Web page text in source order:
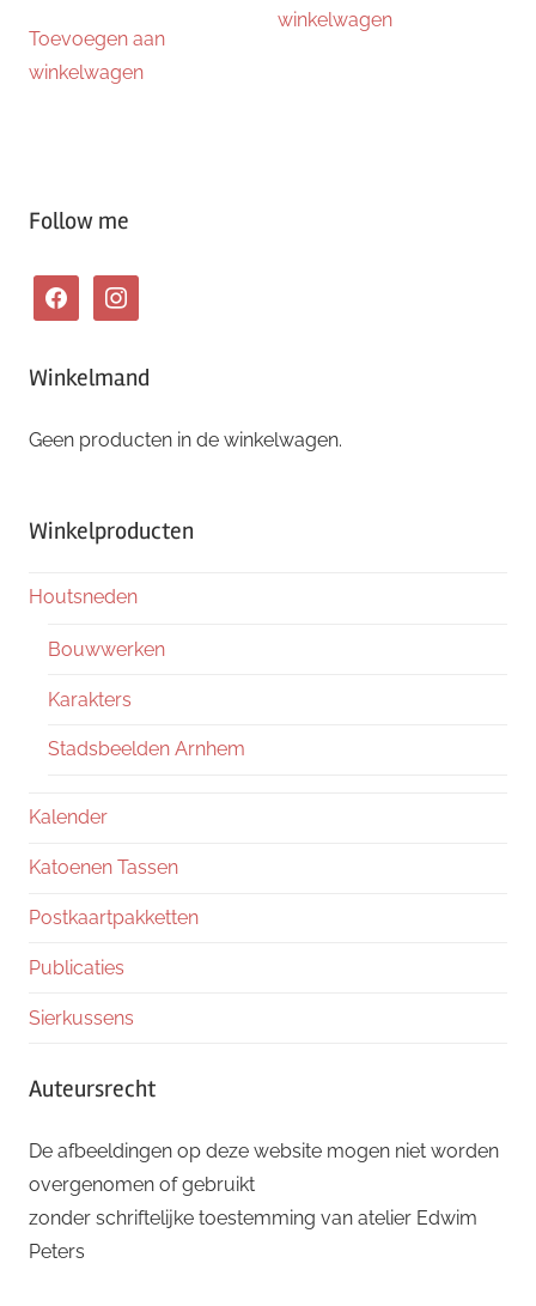
Toevoegen aan
winkelwagen
winkelwagen
Follow me
facebookinstagram
Winkelmand
Geen producten in de winkelwagen.
Winkelproducten
Houtsneden
Bouwwerken
Karakters
Stadsbeelden Arnhem
Kalender
Katoenen Tassen
Postkaartpakketten
Publicaties
Sierkussens
Auteursrecht
De afbeeldingen op deze website mogen niet worden
overgenomen of gebruikt
zonder schriftelijke toestemming van atelier Edwim
Peters